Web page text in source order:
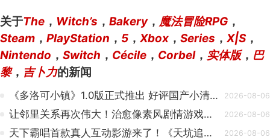
关于The ， Witch’s ， Bakery， 魔法冒险RPG ，
Steam ， PlayStation ， 5 ， Xbox ， Series ， X|S，
Nintendo ， Switch ， Cécile ， Corbel， 实体版， 巴
黎， 吉卜力的新闻
《多洛可小镇》1.0版正式推出 好评国产小清新经营 2026-08-06
让邻里关系再次伟大！治愈像素风剧情游戏《团地日和》定档10月30日发售 2026-08-06
天下霸唱首款真人互动影游来了！《天坑追匪》Steam页面正式上线 2026-08-06